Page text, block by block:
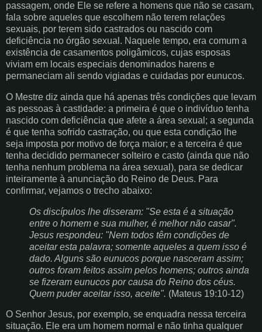
passagem, onde Ele se refere a homens que não se casam,
fala sobre aqueles que escolhem não terem relações
sexuais, por terem sido castrados ou nascido com
deficiência no órgão sexual. Naquele tempo, era comum a
existência de casamentos poligâmicos, cujas esposas
viviam em locais especiais denominados harens e
permaneciam ali sendo vigiadas e cuidadas por eunucos.
O Mestre diz ainda que há apenas três condições que levam
as pessoas à castidade: a primeira é que o indivíduo tenha
nascido com deficiência que afete a área sexual; a segunda
é que tenha sofrido castração, ou que esta condição lhe
seja imposta por motivo de força maior; e a terceira é que
tenha decidido permanecer solteiro e casto (ainda que não
tenha nenhum problema na área sexual), para se dedicar
inteiramente à anunciação do Reino de Deus. Para
confirmar, vejamos o trecho abaixo:
Os discípulos lhe disseram: "Se esta é a situação
entre o homem e sua mulher, é melhor não casar".
Jesus respondeu: "Nem todos têm condições de
aceitar esta palavra; somente aqueles a quem isso é
dado. Alguns são eunucos porque nasceram assim;
outros foram feitos assim pelos homens; outros ainda
se fizeram eunucos por causa do Reino dos céus.
Quem puder aceitar isso, aceite". (Mateus 19:10-12)
O Senhor Jesus, por exemplo, se enquadra nessa terceira
situação. Ele era um homem normal e não tinha qualquer